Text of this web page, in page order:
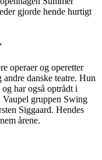
gjorde hende hurtigt
operaer og operetter
andre danske teatre. Hun
har også optrådt i
gruppen Swing
Siggaard. Hendes
årene.